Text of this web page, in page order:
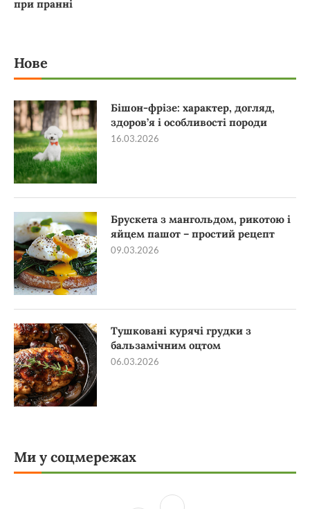
при пранні
Нове
Бішон-фрізе: характер, догляд,
здоров’я і особливості породи
16.03.2026
Брускета з мангольдом, рикотою і
яйцем пашот – простий рецепт
09.03.2026
Тушковані курячі грудки з
бальзамічним оцтом
06.03.2026
Ми у соцмережах